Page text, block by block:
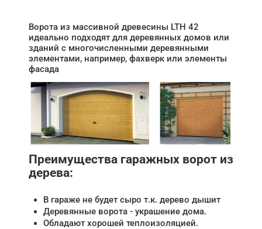
Ворота из массивной древесины LTH 42
идеально подходят для деревянных домов или
зданий с многочисленными деревянными
элементами, например, фахверк или элементы
фасада
Преимущества гаражных ворот из
дерева:
В гараже не будет сыро т.к. дерево дышит
Деревянные ворота - украшение дома.
Обладают хорошей теплоизоляцией.